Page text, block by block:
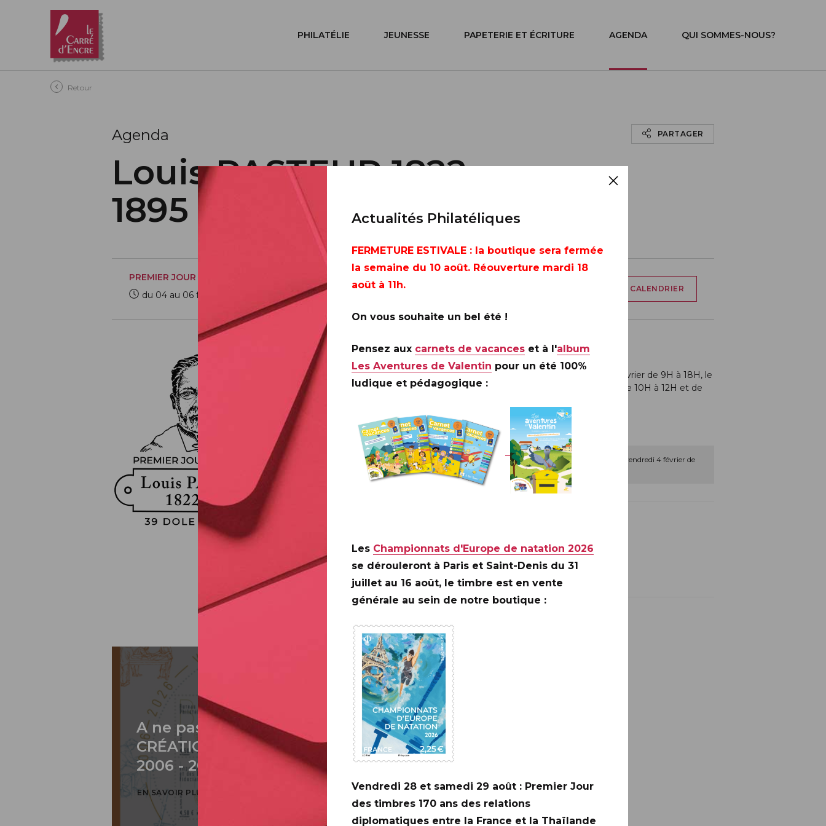
Aller au contenu principal
PHILATÉLIE JEUNESSE PAPETERIE ET ÉCRITURE AGENDA QUI SOMMES-NOUS?
Retour
Agenda
Louis PASTEUR 1822-
1895
PARTAGER
PREMIER JOUR
du 04 au 06 février 2022
DOLE (39],PARIS (75)
AJOUTER À MON CALENDRIER
DOLE (39]
Musée Pasteur, maison natale de Pasteur, salle Touzet, le vendredi 4 février de 9H à 18H, le
samedi 5 février de 9H à 12H et de 14H à 18H et le dimanche 6 février de 10H à 12H et de
39 rue Pasteur 39100 DOLE
Infos complémentaires :Pierre BARA animera une séance de dédicaces le vendredi 4 février de
9H à 18H et le samedi 5 février de 9H à 12H et de 14H à 18H à DOLE.
Le Carré d'Encre, de 10H à 17H (sauf le dimanche 6 février)
13 bis rue des Mathurins 75009 PARIS
A ne pas rater: 20 ANS DE LA
CRÉATION DE PHILAPOSTE
2006 - 2026 / BLOC
EN SAVOIR PLUS
Actualités Philatéliques
FERMETURE ESTIVALE : la boutique sera fermée
la semaine du 10 août. Réouverture mardi 18
août à 11h.
On vous souhaite un bel été !
Pensez aux carnets de vacances et à l'album
Les Aventures de Valentin pour un été 100%
ludique et pédagogique :
Les Championnats d'Europe de natation 2026
se dérouleront à Paris et Saint-Denis du 31
juillet au 16 août, le timbre est en vente
générale au sein de notre boutique :
Vendredi 28 et samedi 29 août : Premier Jour
des timbres 170 ans des relations
diplomatiques entre la France et la Thaïlande